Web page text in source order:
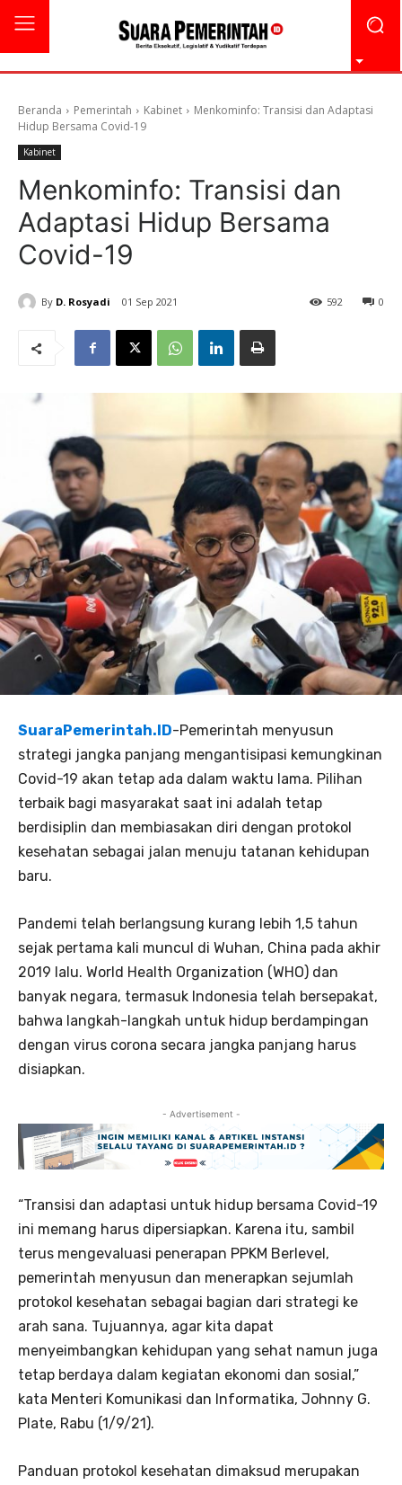
Beranda Pemerintah Kabinet
Menkominfo: Transisi dan Adaptasi
Hidup Bersama Covid-19
Kabinet
Menkominfo: Transisi dan
Adaptasi Hidup Bersama
Covid-19
By D. Rosyadi 01 Sep 2021 0
592
SuaraPemerintah.ID-Pemerintah menyusun
strategi jangka panjang mengantisipasi kemungkinan
Covid-19 akan tetap ada dalam waktu lama. Pilihan
terbaik bagi masyarakat saat ini adalah tetap
berdisiplin dan membiasakan diri dengan protokol
kesehatan sebagai jalan menuju tatanan kehidupan
baru.
Pandemi telah berlangsung kurang lebih 1,5 tahun
sejak pertama kali muncul di Wuhan, China pada akhir
2019 lalu. World Health Organization (WHO) dan
banyak negara, termasuk Indonesia telah bersepakat,
bahwa langkah-langkah untuk hidup berdampingan
dengan virus corona secara jangka panjang harus
disiapkan.
- Advertisement -
“Transisi dan adaptasi untuk hidup bersama Covid-19
ini memang harus dipersiapkan. Karena itu, sambil
terus mengevaluasi penerapan PPKM Berlevel,
pemerintah menyusun dan menerapkan sejumlah
protokol kesehatan sebagai bagian dari strategi ke
arah sana. Tujuannya, agar kita dapat
menyeimbangkan kehidupan yang sehat namun juga
tetap berdaya dalam kegiatan ekonomi dan sosial,”
kata Menteri Komunikasi dan Informatika, Johnny G.
Plate, Rabu (1/9/21).
Panduan protokol kesehatan dimaksud merupakan